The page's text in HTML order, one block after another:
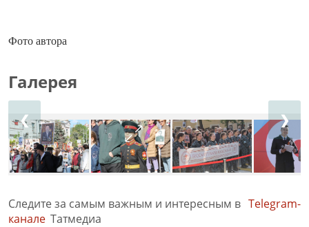
Фото автора
Галерея
❮ ❯
Следите за самым важным и интересным в Telegram-
канале Татмедиа